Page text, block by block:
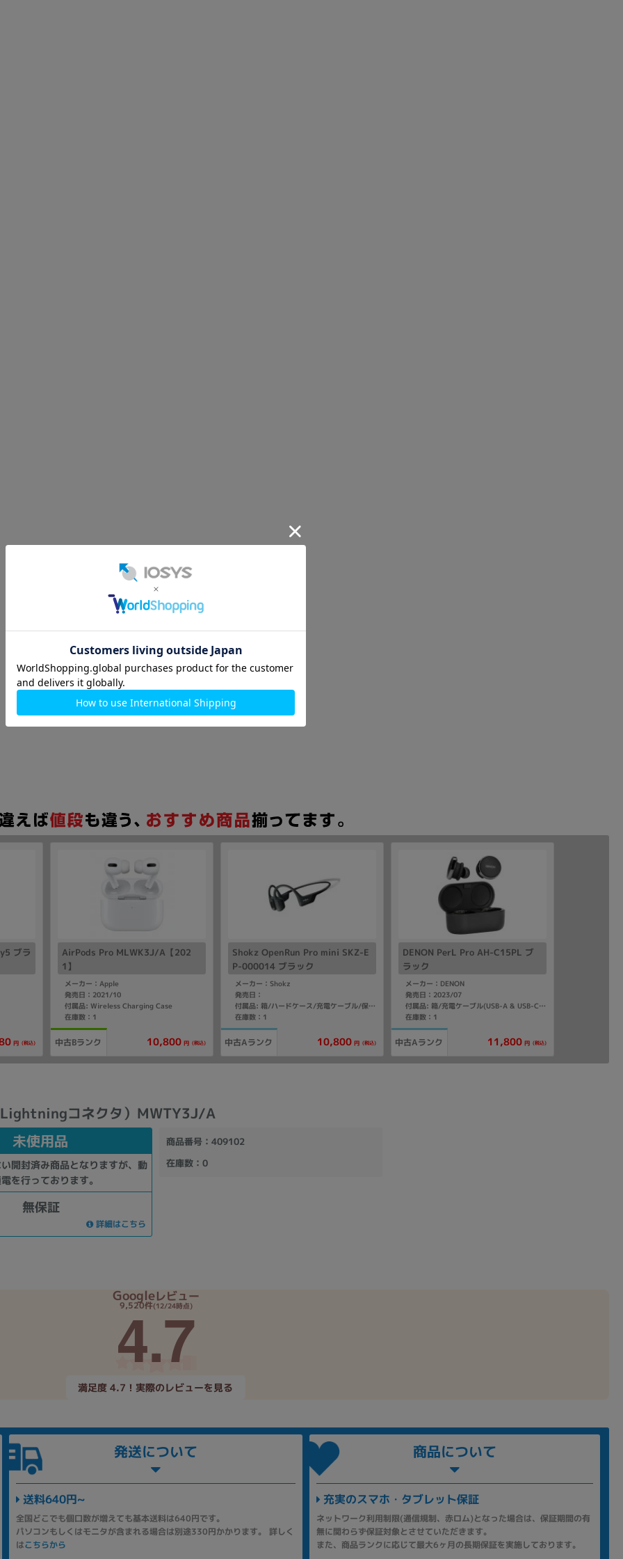
ブラ
円 (税込)
AirPods Pro MLWK3J/A【202
1】
メーカー：Apple
発売日：2021/10
付属品: Wireless Charging Case
在庫数：1
中古Bランク 10,800 円 (税込)
Shokz OpenRun Pro mini SKZ-E
P-000014 ブラック
メーカー：Shokz
発売日：
付属品: 箱/ハードケース/充電ケーブル/保証書/ユーザーガイド
在庫数：1
中古Aランク 10,800 円 (税込)
DENON PerL Pro AH-C15PL ブ
ラック
メーカー：DENON
発売日：2023/07
付属品: 箱/充電ケーブル(USB-A & USB-C)/充電ケース/シリコン製イヤーチップ(XS,S,M,L)/フォームイヤーチップ(1セット)/ウィングアタッチメント(サイズ別、2セット)
在庫数：1
中古Aランク 11,800 円 (税込)
コネクタ）MWTY3J/A
未使用品
開封済み商品となりますが、動
を行っております。
無保証
詳細はこちら
商品番号：409102
在庫数：0
Googleレビュー
9,520件(12/24時点)
4.7
満足度 4.7！実際のレビューを見る
発送について
送料640円~
全国どこでも個口数が増えても基本送料は640円です。
パソコンもしくはモニタが含まれる場合は別途330円かかります。 詳しく
はこちらから
商品について
充実のスマホ・タブレット保証
ネットワーク利用制限(通信規制、赤ロム)となった場合は、保証期間の有
無に関わらず保証対象とさせていただきます。
また、商品ランクに応じて最大6ヶ月の長期保証を実施しております。